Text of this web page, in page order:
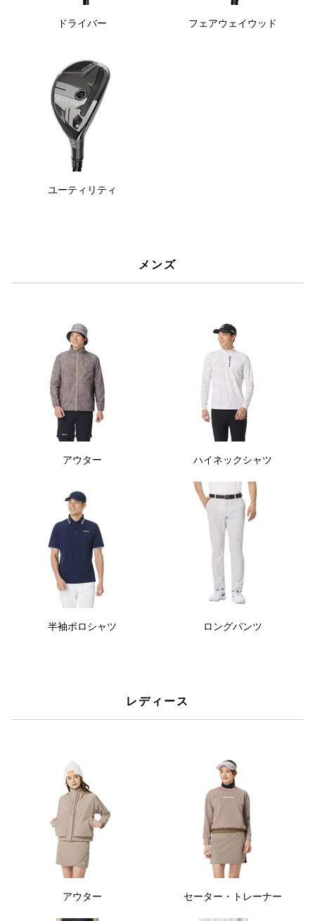
ドライバー フェアウェイウッド
ユーティリティ
メンズ
アウター ハイネックシャツ
半袖ポロシャツ ロングパンツ
レディース
アウター セーター・トレーナー